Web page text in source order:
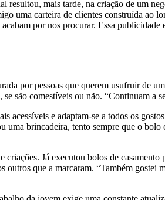
resultou, mais tarde, na criação de um
uma carteira de clientes construída ao
por nos procurar. Essa
por pessoas que querem usufruir de
são comestíveis ou não. “Continuam a
acessíveis e adaptam-se a todos os
uma brincadeira, tento sempre que o
criações. Já executou bolos de
outros que a marcaram. “Também gostei